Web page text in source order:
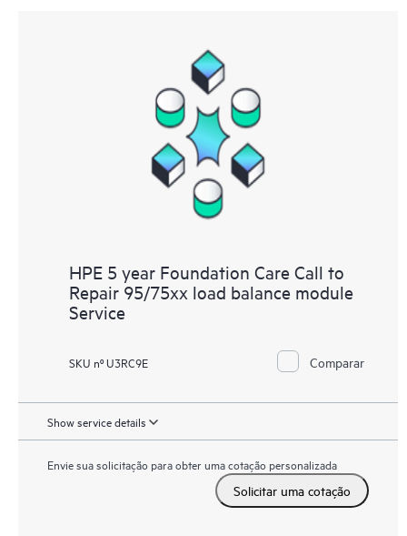
HPE 5 year Foundation Care Call to
Repair 95/75xx load balance module
Service
SKU nº U3RC9E Comparar
Show service details
Envie sua solicitação para obter uma cotação personalizada
Solicitar uma cotação